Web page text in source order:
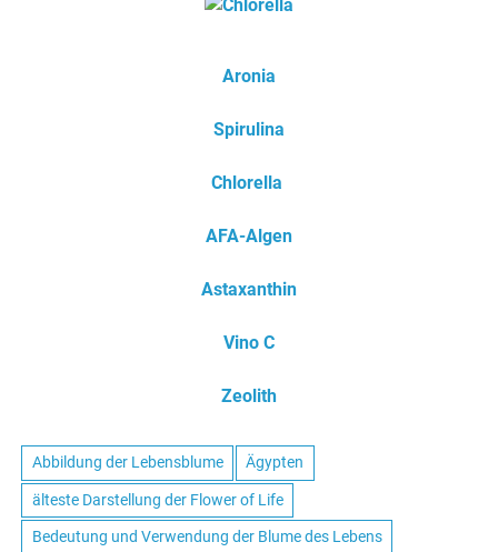
Aronia
Spirulina
Chlorella
AFA-Algen
Astaxanthin
Vino C
Zeolith
Abbildung der Lebensblume Ägypten
älteste Darstellung der Flower of Life
Bedeutung und Verwendung der Blume des Lebens